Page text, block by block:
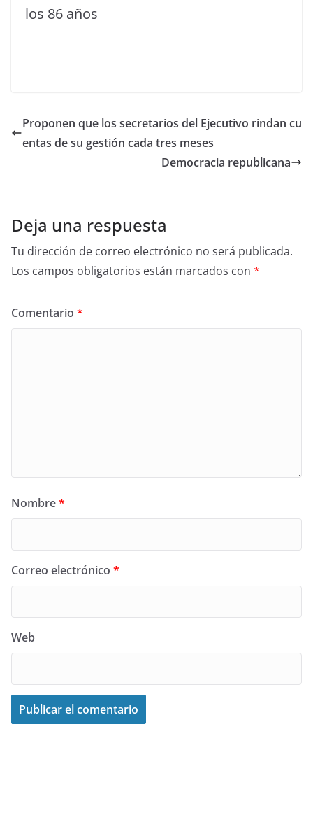
los 86 años
Proponen que los secretarios del Ejecutivo rindan cu
entas de su gestión cada tres meses
Democracia republicana
Deja una respuesta
Tu dirección de correo electrónico no será publicada.
Los campos obligatorios están marcados con *
Comentario *
Nombre*
Correo electrónico *
Web